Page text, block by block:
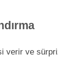
ve